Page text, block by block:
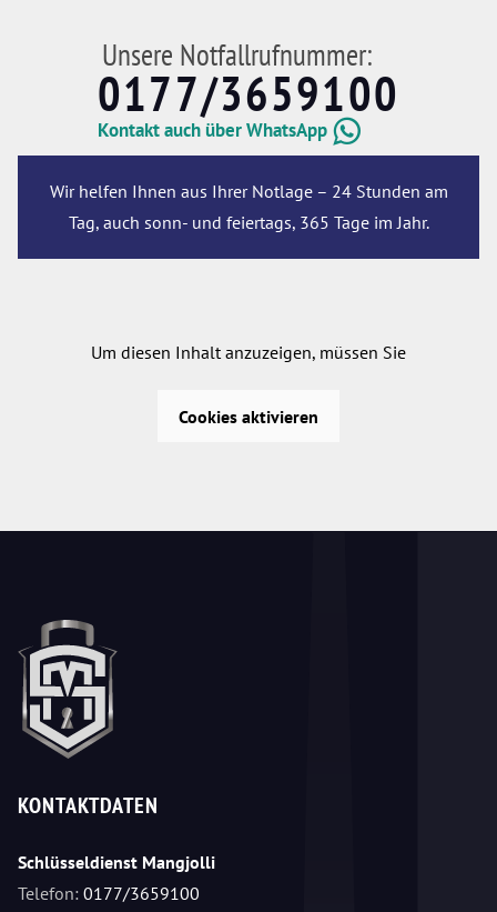
Unsere Notfallrufnummer:
0177/3659100
Kontakt auch über WhatsApp
Wir helfen Ihnen aus Ihrer Notlage – 24 Stunden am
Tag, auch sonn- und feiertags, 365 Tage im Jahr.
Um diesen Inhalt anzuzeigen, müssen Sie
Cookies aktivieren
KONTAKTDATEN
Schlüsseldienst Mangjolli
Telefon: 0177/3659100